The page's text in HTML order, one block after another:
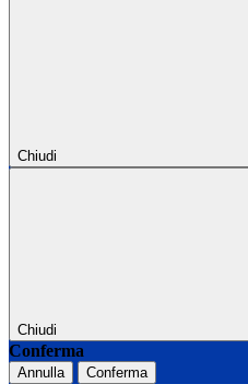
Chiudi
Chiudi
Conferma
Annulla Conferma